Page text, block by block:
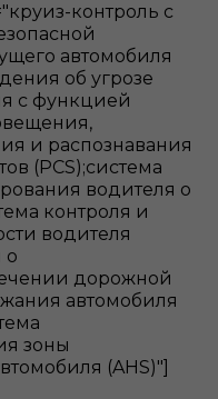
контроль с
автомобиля
об угрозе
с функцией
и распознавания
(PCS);система
водителя о
контроля и
водителя
о
дорожной
автомобиля
зоны
(AHS)"]